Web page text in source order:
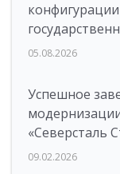
05.08.2026
Успешное
«Северсталь
09.02.2026